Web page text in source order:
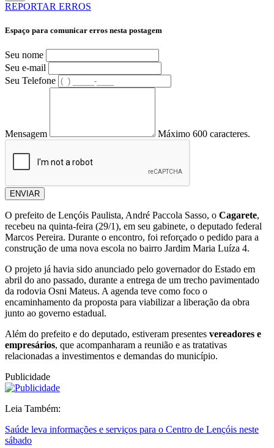
REPORTAR ERROS
Espaço para comunicar erros nesta postagem
Seu nome
Seu e-mail
Seu Telefone
Mensagem Máximo 600 caracteres.
ENVIAR
O prefeito de Lençóis Paulista, André Paccola Sasso, o Cagarete,
recebeu na quinta-feira (29/1), em seu gabinete, o deputado federal
Marcos Pereira. Durante o encontro, foi reforçado o pedido para a
construção de uma nova escola no bairro Jardim Maria Luíza 4.
O projeto já havia sido anunciado pelo governador do Estado em
abril do ano passado, durante a entrega de um trecho pavimentado
da rodovia Osni Mateus. A agenda teve como foco o
encaminhamento da proposta para viabilizar a liberação da obra
junto ao governo estadual.
Além do prefeito e do deputado, estiveram presentes vereadores e
empresários, que acompanharam a reunião e as tratativas
relacionadas a investimentos e demandas do município.
Publicidade
Leia Também:
Saúde leva informações e serviços para o Centro de Lençóis neste
sábado